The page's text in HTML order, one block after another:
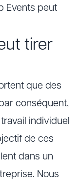
Events peut
tirer
que des
conséquent,
individuel
de ces
dans un
Nous